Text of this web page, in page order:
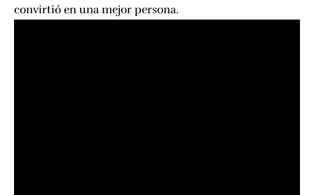
convirtió en una mejor persona.